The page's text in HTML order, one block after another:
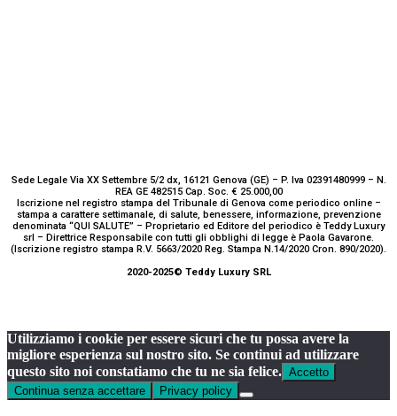
Sede Legale Via XX Settembre 5/2 dx, 16121 Genova (GE) – P. Iva 02391480999 – N.
REA GE 482515 Cap. Soc. € 25.000,00
Iscrizione nel registro stampa del Tribunale di Genova come periodico online –
stampa a carattere settimanale, di salute, benessere, informazione, prevenzione
denominata “QUI SALUTE” – Proprietario ed Editore del periodico è Teddy Luxury
srl – Direttrice Responsabile con tutti gli obblighi di legge è Paola Gavarone.
(Iscrizione registro stampa R.V. 5663/2020 Reg. Stampa N.14/2020 Cron. 890/2020).
2020-2025© Teddy Luxury SRL
Utilizziamo i cookie per essere sicuri che tu possa avere la
migliore esperienza sul nostro sito. Se continui ad utilizzare
questo sito noi constatiamo che tu ne sia felice. Accetto
Continua senza accettare
Privacy policy